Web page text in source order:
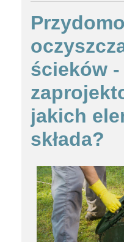
ścieków
jakich
składa?